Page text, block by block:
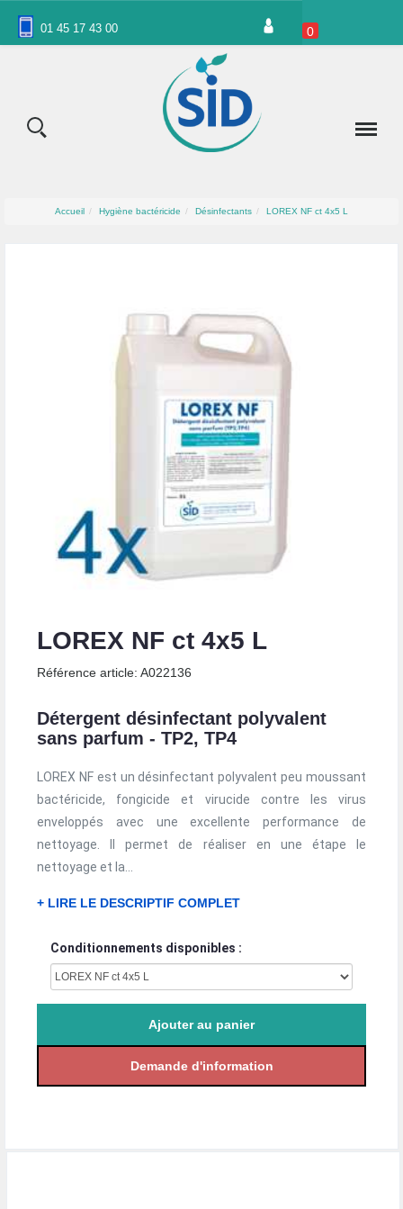
01 45 17 43 00 0
Accueil Hygiène bactéricide Désinfectants LOREX NF ct 4x5 L
LOREX NF ct 4x5 L
Référence article: A022136
Détergent désinfectant polyvalent
sans parfum - TP2, TP4
LOREX NF est un désinfectant polyvalent peu moussant
bactéricide, fongicide et virucide contre les virus
enveloppés avec une excellente performance de
nettoyage. Il permet de réaliser en une étape le
nettoyage et la...
+ LIRE LE DESCRIPTIF COMPLET
Conditionnements disponibles :